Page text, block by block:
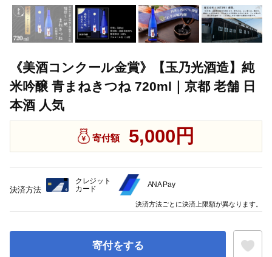
《美酒コンクール金賞》【玉乃光酒造】純
米吟醸 青まねきつね 720ml｜京都 老舗 日
本酒 人気
寄付額 5,000円
寄付をする
決済方法
クレジット
カード
ANA Pay
決済方法ごとに決済上限額が異なります。